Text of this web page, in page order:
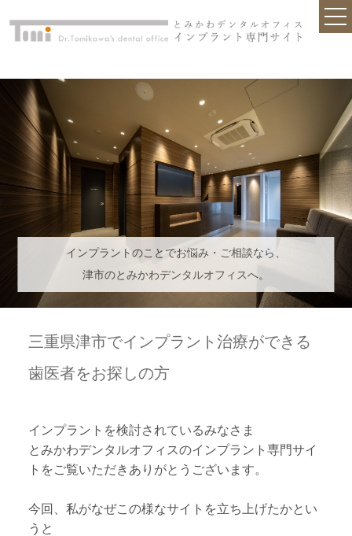
初めての方へ
入れ歯・ブリッジとの違いは？
安心の技術と設備
他院で断られた方
インプラント治療が不安な方へ
歯を失ってしまった方
お問合せ
ブログ
ニュース
インプラントのことでお悩み・ご相談なら、
津市のとみかわデンタルオフィスへ。
三重県津市でインプラント治療ができる
歯医者をお探しの方
インプラントを検討されているみなさま
とみかわデンタルオフィスのインプラント専門サイ
トをご覧いただきありがとうございます。
今回、私がなぜこの様なサイトを立ち上げたかとい
うと